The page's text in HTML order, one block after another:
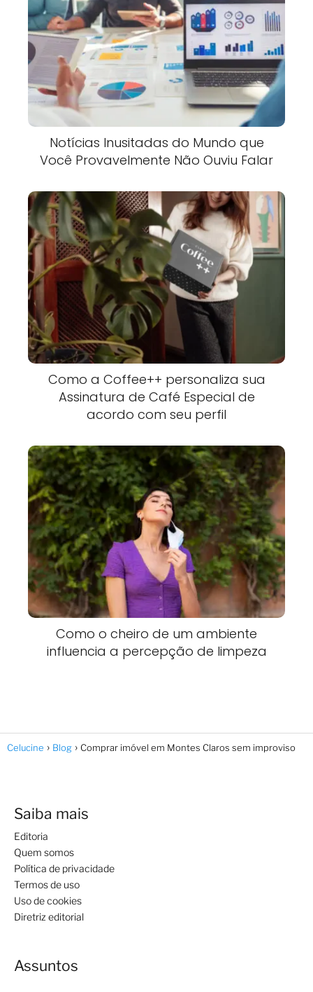
Notícias Inusitadas do Mundo que
Você Provavelmente Não Ouviu Falar
Como a Coffee++ personaliza sua
Assinatura de Café Especial de
acordo com seu perfil
Como o cheiro de um ambiente
influencia a percepção de limpeza
Celucine Blog Comprar imóvel em Montes Claros sem improviso
Saiba mais
Editoria
Quem somos
Política de privacidade
Termos de uso
Uso de cookies
Diretriz editorial
Assuntos